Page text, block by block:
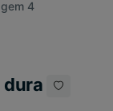
dura